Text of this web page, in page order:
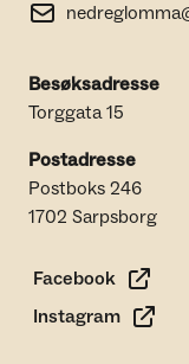
Besøksadresse
Torggata 15
Postadresse
Postboks 246
1702 Sarpsborg
Facebook
Instagram